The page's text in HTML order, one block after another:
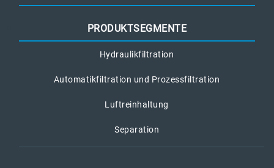
PRODUKTSEGMENTE
Hydraulikfiltration
Automatikfiltration und Prozessfiltration
Luftreinhaltung
Separation